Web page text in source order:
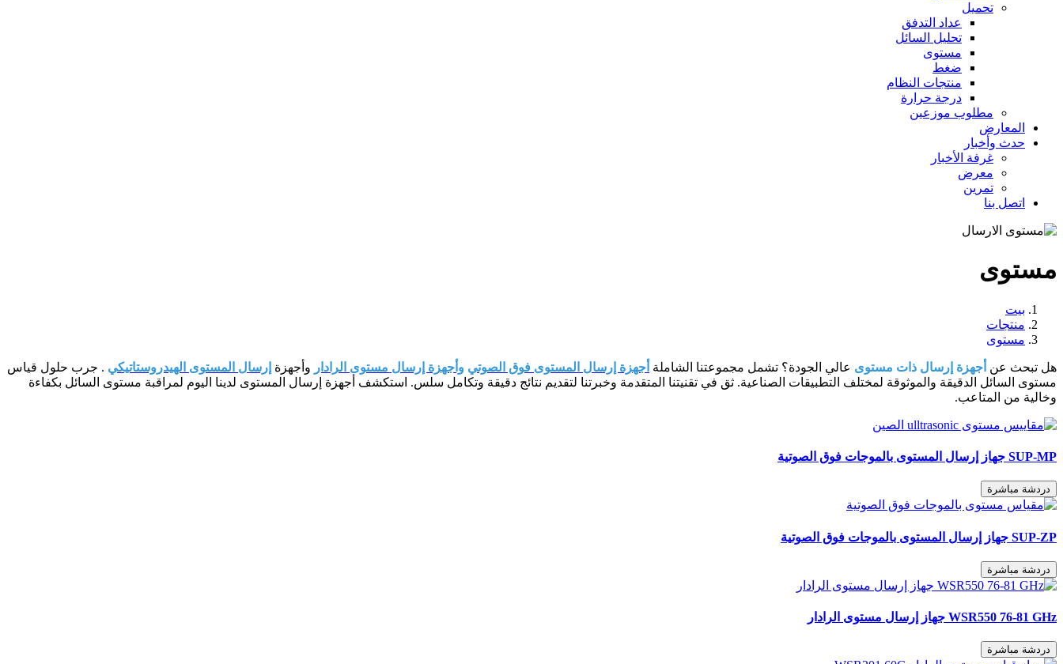
تحميل
عداد التدفق
تحليل السائل
مستوى
ضغط
منتجات النظام
درجة حرارة
مطلوب موزعين
المعارض
حدث وأخبار
غرفة الأخبار
معرض
تمرين
اتصل بنا
مستوى
بيت
منتجات
مستوى
هل تبحث عن أجهزة إرسال ذات مستوى عالي الجودة؟ تشمل مجموعتنا الشاملة أجهزة إرسال المستوى فوق الصوتي وأجهزة إرسال مستوى الرادار وأجهزة إرسال المستوى الهيدروستاتيكي . جرب حلول قياس
مستوى السائل الدقيقة والموثوقة لمختلف التطبيقات الصناعية. ثق في تقنيتنا المتقدمة وخبرتنا لتقديم نتائج دقيقة وتكامل سلس. استكشف أجهزة إرسال المستوى لدينا اليوم لمراقبة مستوى السائل بكفاءة
وخالية من المتاعب.
SUP-MP جهاز إرسال المستوى بالموجات فوق الصوتية
دردشة مباشرة
SUP-ZP جهاز إرسال المستوى بالموجات فوق الصوتية
دردشة مباشرة
WSR550 76-81 GHz جهاز إرسال مستوى الرادار
دردشة مباشرة